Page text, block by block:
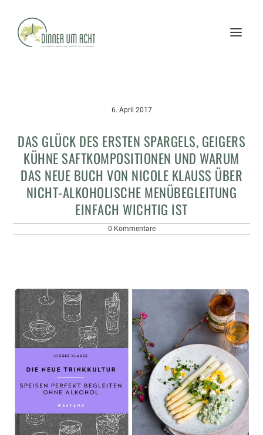
6. April 2017
DAS GLÜCK DES ERSTEN SPARGELS, GEIGERS
KÜHNE SAFTKOMPOSITIONEN UND WARUM
DAS NEUE BUCH VON NICOLE KLAUSS ÜBER N
ICHT-ALKOHOLISCHE MENÜBEGLEITUNG E
INFACH WICHTIG IST
0 Kommentare